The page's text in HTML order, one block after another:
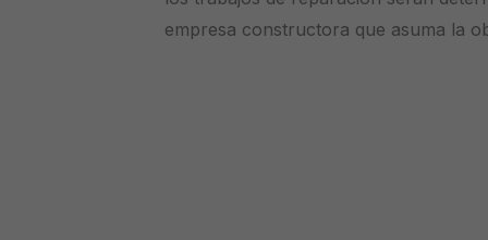
empresa constructora que asuma la